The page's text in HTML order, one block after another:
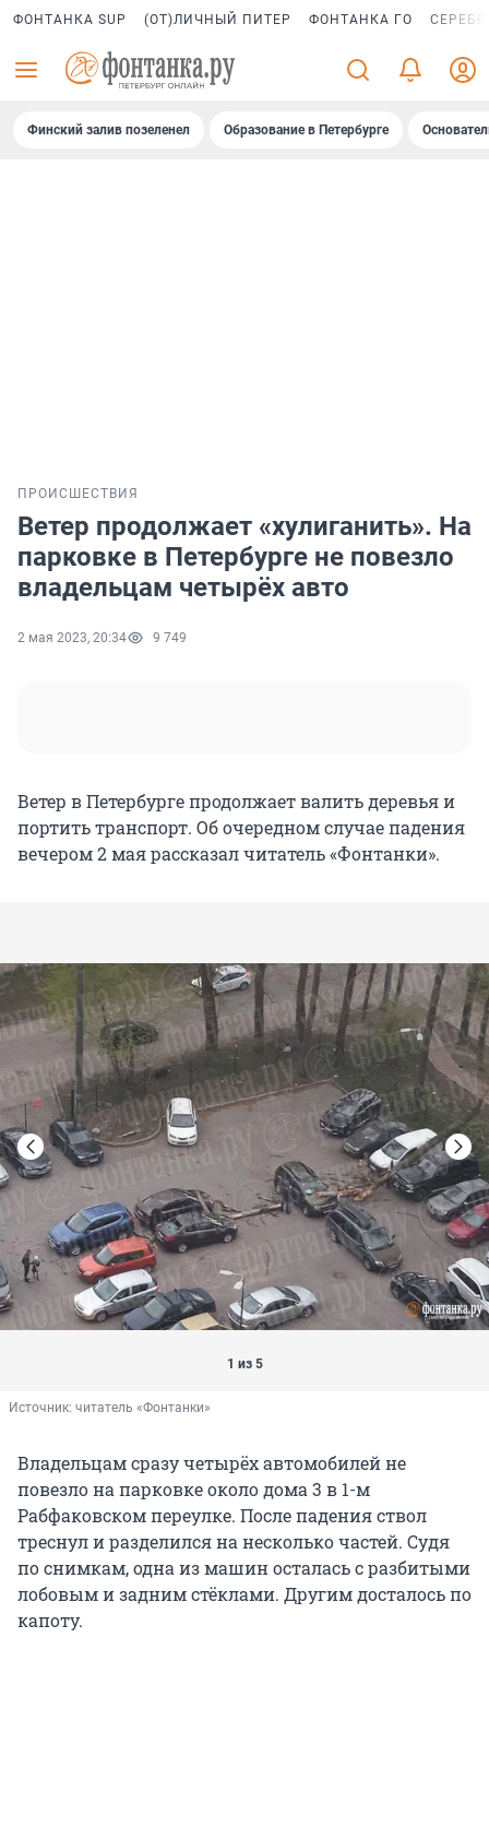
ФОНТАНКА SUP (ОТ)ЛИЧНЫЙ ПИТЕР ФОНТАНКА ГО
Финский залив позеленел Образование в Петербурге
ПРОИСШЕСТВИЯ
Ветер продолжает «хулиганить». На
парковке в Петербурге не повезло
владельцам четырёх авто
2 мая 2023, 20:34 9 749
Ветер в Петербурге продолжает валить деревья и
портить транспорт. Об очередном случае падения
вечером 2 мая рассказал читатель «Фонтанки».
1 из 5
Источник: читатель «Фонтанки»
Владельцам сразу четырёх автомобилей не
повезло на парковке около дома 3 в 1-м
Рабфаковском переулке. После падения ствол
треснул и разделился на несколько частей. Судя
по снимкам, одна из машин осталась с разбитыми
лобовым и задним стёклами. Другим досталось по
капоту.